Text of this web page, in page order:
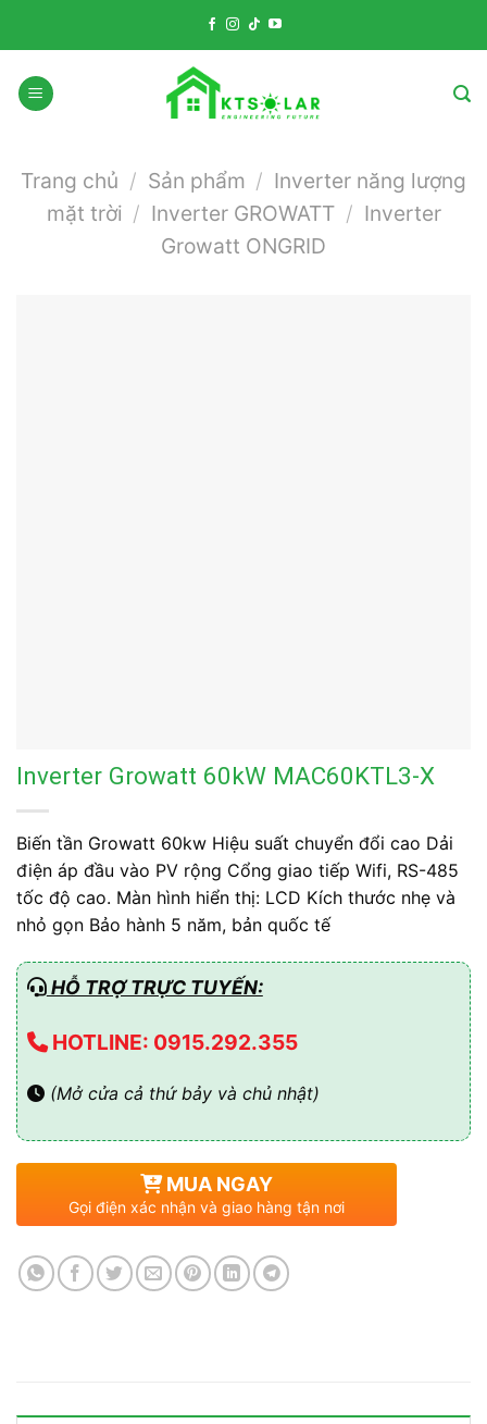
Trang chủ / Sản phẩm / Inverter năng lượng
mặt trời / Inverter GROWATT / Inverter
Growatt ONGRID
Inverter Growatt 60kW MAC60KTL3-X
Biến tần Growatt 60kw Hiệu suất chuyển đổi cao Dải
điện áp đầu vào PV rộng Cổng giao tiếp Wifi, RS-485
tốc độ cao. Màn hình hiển thị: LCD Kích thước nhẹ và
nhỏ gọn Bảo hành 5 năm, bản quốc tế
HỖ TRỢ TRỰC TUYẾN:
HOTLINE: 0915.292.355
(Mở cửa cả thứ bảy và chủ nhật)
MUA NGAY
Gọi điện xác nhận và giao hàng tận nơi